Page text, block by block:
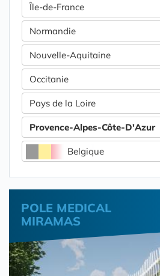
Île-de-France
Normandie
Nouvelle-Aquitaine
Occitanie
Pays de la Loire
Provence-Alpes-Côte-D'Azur
Belgique
POLE MEDICAL
MIRAMAS